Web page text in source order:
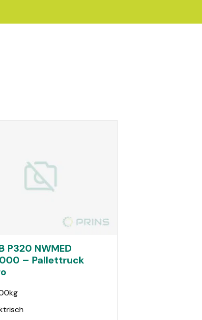
P320 NWMED
– Pallettruck